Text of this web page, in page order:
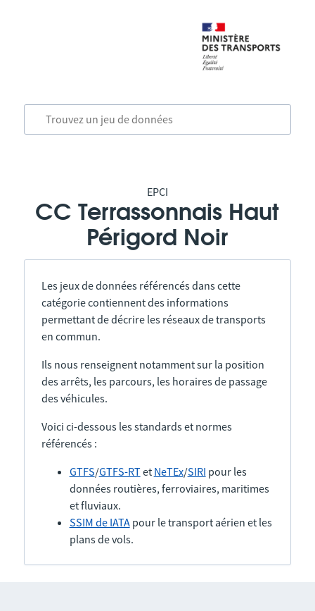
EPCI
CC Terrassonnais Haut
Périgord Noir
Les jeux de données référencés dans cette
catégorie contiennent des informations
permettant de décrire les réseaux de transports
en commun.
Ils nous renseignent notamment sur la position
des arrêts, les parcours, les horaires de passage
des véhicules.
Voici ci-dessous les standards et normes
référencés :
GTFS/GTFS-RTet NeTEx/SIRI pour les
données routières, ferroviaires, maritimes
et fluviaux.
SSIM de IATApour le transport aérien et les
plans de vols.